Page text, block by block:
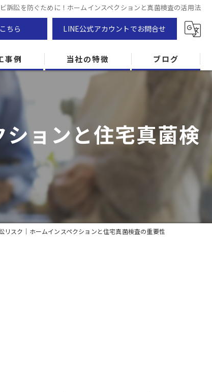
訴訟を防ぐために！ホームインスペクションと真菌検査の活用法
ちら LINE公式アカウントでお問合せ
事例 当社の特徴
防カビ
カビ専門
ZEH住宅
カビ検査
ブログ
ョンと住宅真菌検
リスク｜ホームインスペクションと住宅真菌検査の重要性